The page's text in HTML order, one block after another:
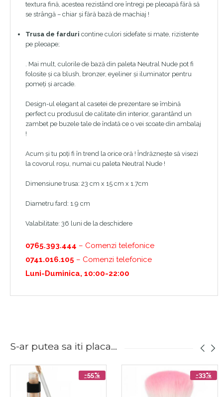
textura fină, acestea rezistând ore întregi pe pleoapă fără să
se strângă – chiar şi fără bază de machiaj !
Trusa de farduri contine culori sidefate si mate, rizistente
pe pleoape;
. Mai mult, culorile de bază din paleta Neutral Nude pot fi
folosite şi ca blush, bronzer, eyeliner şi iluminator pentru
pomeţi şi arcade.
Design-ul elegant al casetei de prezentare se îmbină
perfect cu produsul de calitate din interior, garantând un
zambet pe buzele tale de îndată ce o vei scoate din ambalaj
!
Acum şi tu poţi fi în trend la orice oră ! Îndrăzneşte să visezi
la covorul roşu, numai cu paleta Neutral Nude !
Dimensiune trusa: 23 cm x 15 cm x 1.7cm
Diametru fard: 1.9 cm
Valabilitate: 36 luni de la deschidere
0765.393.444 – Comenzi telefonice
0741.016.105 – Comenzi telefonice
Luni-Duminica, 10:00-22:00
S-ar putea sa iti placa...
-55% -33%